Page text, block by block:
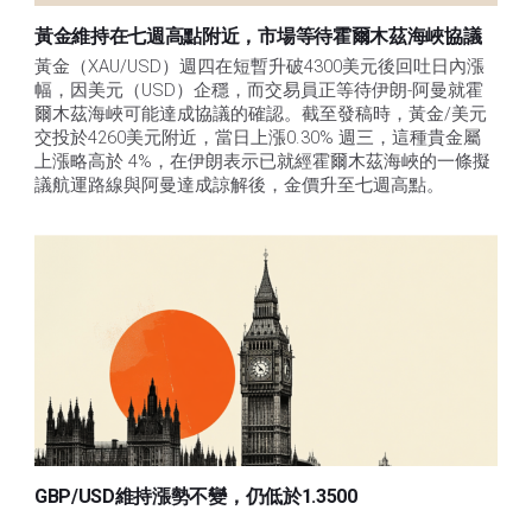
黃金維持在七週高點附近，市場等待霍爾木茲海峽協議
黃金（XAU/USD）週四在短暫升破4300美元後回吐日內漲
幅，因美元（USD）企穩，而交易員正等待伊朗-阿曼就霍
爾木茲海峽可能達成協議的確認。截至發稿時，黃金/美元
交投於4260美元附近，當日上漲0.30% 週三，這種貴金屬
上漲略高於 4%，在伊朗表示已就經霍爾木茲海峽的一條擬
議航運路線與阿曼達成諒解後，金價升至七週高點。
GBP/USD維持漲勢不變，仍低於1.3500